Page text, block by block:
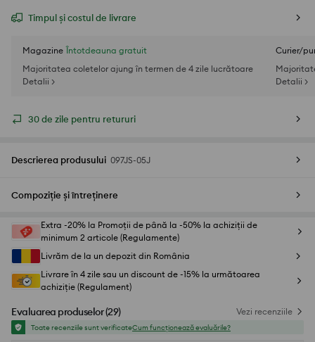
Timpul și costul de livrare
Magazine Întotdeauna gratuit
Majoritatea coletelor ajung în termen de 4 zile lucrătoare
Detalii >
Curier/
Detalii >
30 de zile pentru retururi
Descrierea produsului 097JS-05J
Compoziție și întreținere
Extra -20% la Promoții de până la -50% la achiziții de
minimum 2 articole (Regulamente)
Livrăm de la un depozit din România
Livrare în 4 zile sau un discount de -15% la următoarea
achiziție (Regulament)
Evaluarea produselor(29) Vezi recenziile
Toate recenziile sunt verificateCum funcționează evaluările?